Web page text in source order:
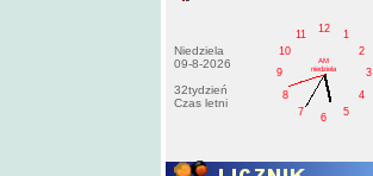
Niedziela
09-8-2026
32tydzień
Czas letni
1
2
3
4
5
6
7
8
9
10
11
12
AM
niedziela